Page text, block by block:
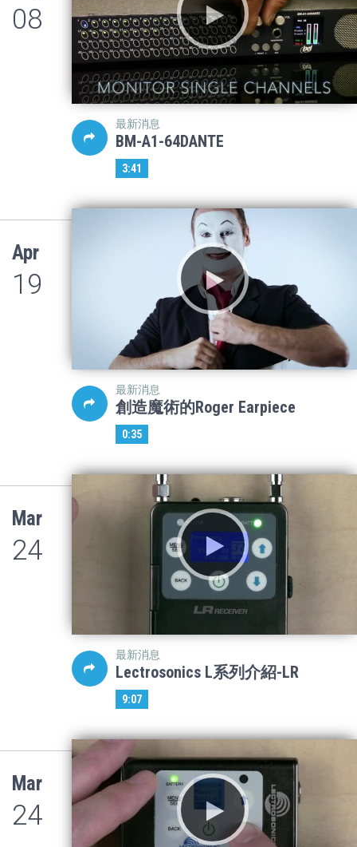
08
最新消息
BM-A1-64DANTE
3:41
Apr
19
最新消息
創造魔術的Roger Earpiece
0:35
Mar
24
最新消息
Lectrosonics L系列介紹-LR
9:07
Mar
24